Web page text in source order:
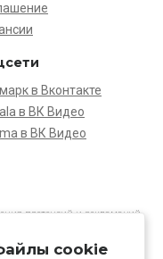
в Вконтакте
в ВК Видео
в ВК Видео
претензий и рекламаций,
от указанных на сайте.
cookie